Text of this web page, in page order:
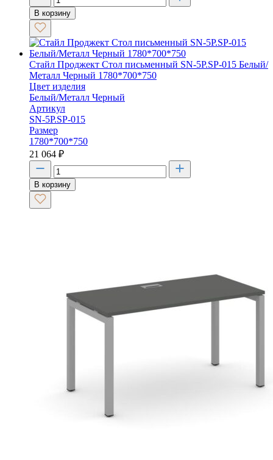
В корзину
Стайл Проджект Стол письменный SN-5P.SP-015 Белый/
Металл Черный 1780*700*750
Цвет изделия
Белый/Металл Черный
Артикул
SN-5P.SP-015
Размер
1780*700*750
21 064 ₽
В корзину